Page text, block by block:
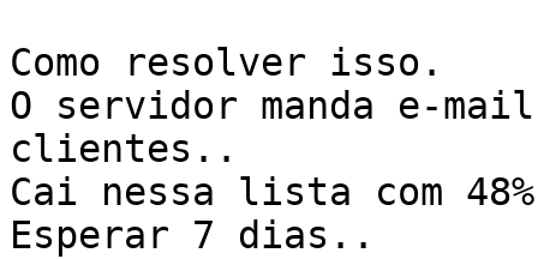
Como resolver isso.
O servidor manda e-
clientes..
Cai nessa lista com 48%
Esperar 7 dias..